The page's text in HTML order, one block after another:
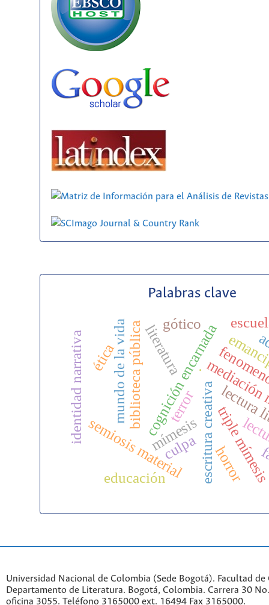
Palabras clave
cognición encarnada
mímesis
semiosis material
.
biblioteca pública
escritura creativa
mundo de la vida
triple
educación
literatura
ética
identidad narrativa
culpa
gótico
horror
terror
Universidad Nacional de Colombia (Sede Bogotá). Facultad de
Departamento de Literatura. Bogotá, Colombia. Carrera 30
oficina 3055. Teléfono 3165000 ext. 16494 Fax 3165000.